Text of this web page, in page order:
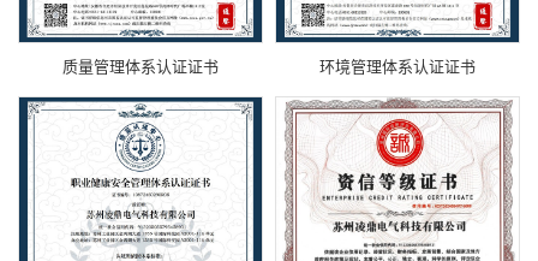
质量管理体系认证证书 环境管理体系认证证书